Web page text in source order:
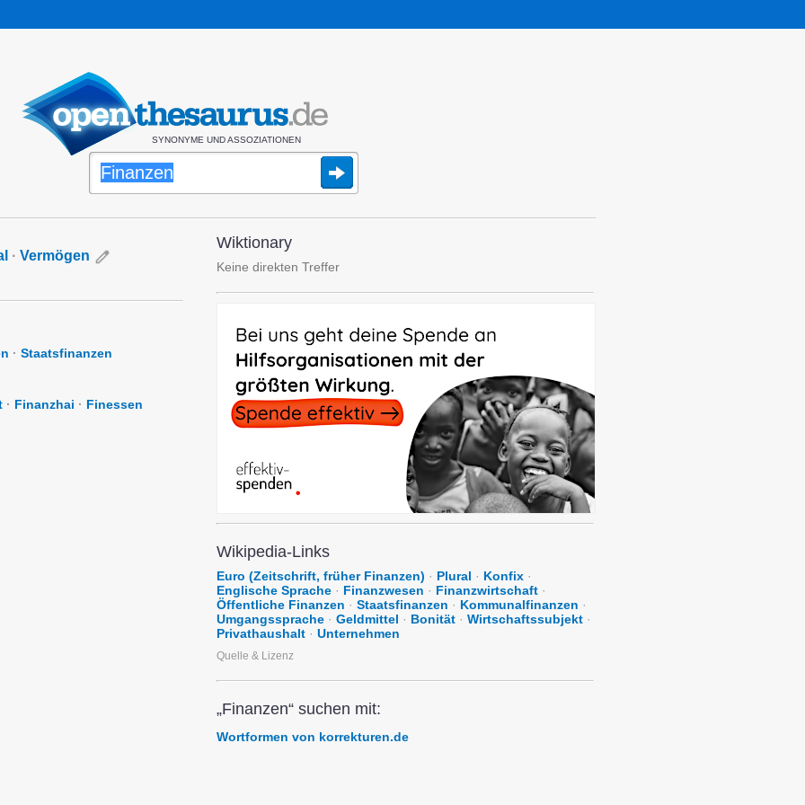
SYNONYME UND ASSOZIATIONEN
· Vermögen
· Staatsfinanzen
· Finanzhai · Finessen
Wiktionary
Keine direkten Treffer
Wikipedia-Links
Euro (Zeitschrift, früher Finanzen) · Plural · Konfix ·
Englische Sprache · Finanzwesen · Finanzwirtschaft ·
Öffentliche Finanzen · Staatsfinanzen · Kommunalfinanzen ·
Umgangssprache · Geldmittel · Bonität · Wirtschaftssubjekt ·
Privathaushalt · Unternehmen
Quelle & Lizenz
„Finanzen“ suchen mit:
Wortformen von korrekturen.de